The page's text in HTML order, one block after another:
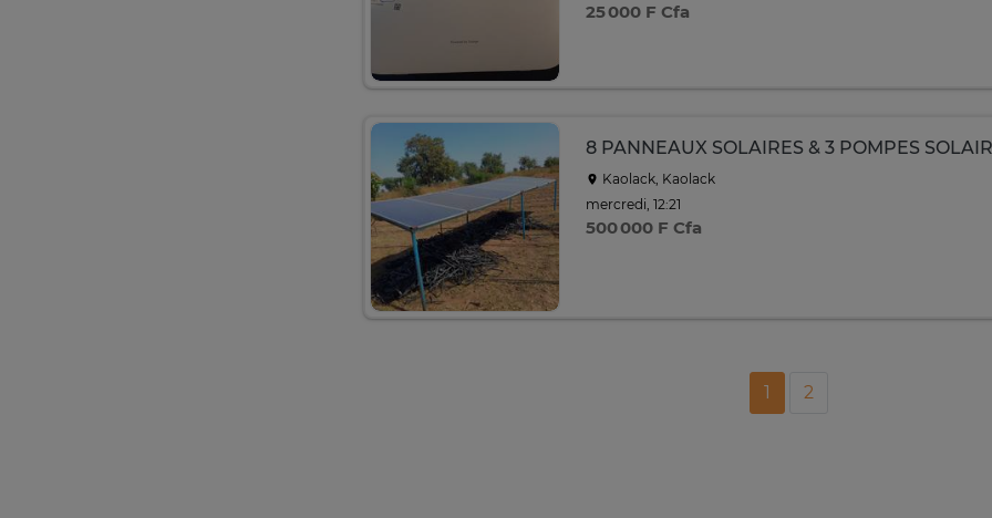
25 000 F Cfa
8 PANNEAUX SOLAIRES & 3 POMPES
Kaolack, Kaolack
mercredi, 12:21
500 000 F Cfa
1 2